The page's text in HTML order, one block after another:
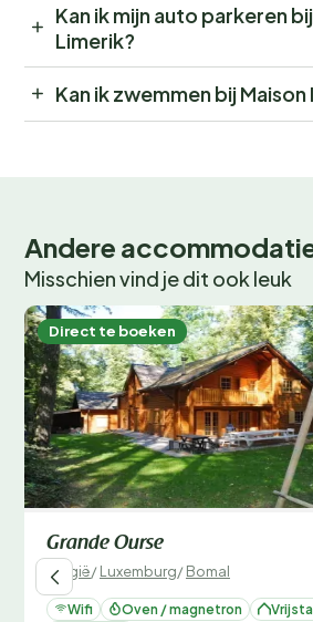
Kan ik mijn auto parkeren
Limerik?
Kan ik zwemmen bij Maison
Andere
Misschien vind je dit ook leuk
Direct te boeken
Grande Ourse
België/Luxemburg/Bomal
Wifi Oven / magnetron